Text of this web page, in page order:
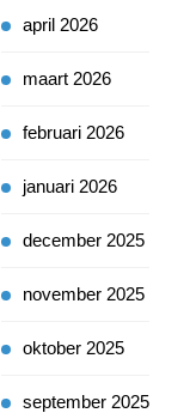
april 2026
maart 2026
februari 2026
januari 2026
december 2025
november 2025
oktober 2025
september 2025